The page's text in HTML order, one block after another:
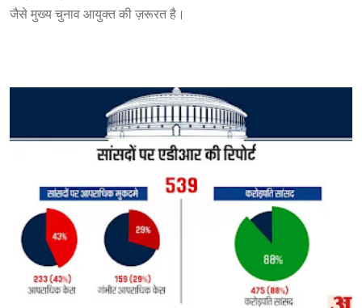
जैसे मुख्य चुनाव आयुक्त की ज़रूरत है।